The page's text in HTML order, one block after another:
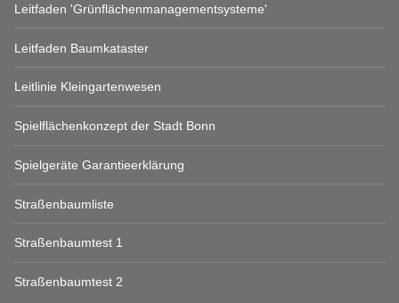
Leitfaden 'Grünflächenmanagementsysteme'
Leitfaden Baumkataster
Leitlinie Kleingartenwesen
Spielflächenkonzept der Stadt Bonn
Spielgeräte Garantieerklärung
Straßenbaumliste
Straßenbaumtest 1
Straßenbaumtest 2